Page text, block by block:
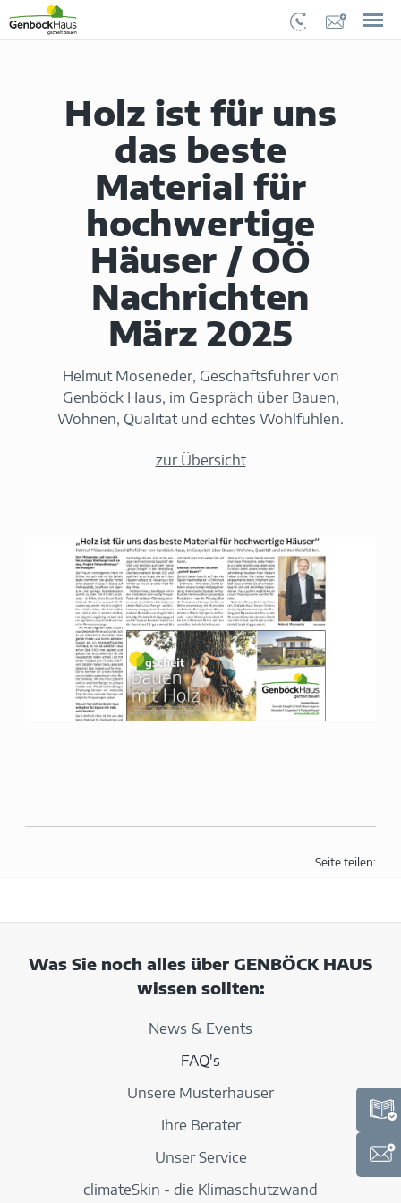
Holz ist für uns
das beste
Material für
hochwertige
Häuser / OÖ
Nachrichten
März 2025
Helmut Möseneder, Geschäftsführer von
Genböck Haus, im Gespräch über Bauen,
Wohnen, Qualität und echtes Wohlfühlen.
zur Übersicht
Seite teilen:
Was Sie noch alles über GENBÖCK HAUS
wissen sollten:
News & Events
FAQ's
Unsere Musterhäuser
Ihre Berater
Unser Service
climateSkin - die Klimaschutzwand